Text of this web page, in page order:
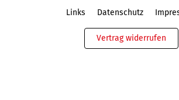
Links Datenschutz
Vertrag widerrufen